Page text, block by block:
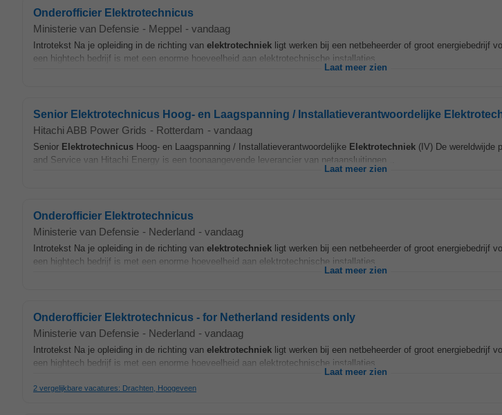
Onderofficier Elektrotechnicus
Ministerie van Defensie - Meppel - vandaag
Introtekst Na je opleiding in de richting van elektrotechniek ligt werken bij een netbeheerder of groot energiebedrijf
een hightech bedrijf is met een enorme hoeveelheid aan elektrotechnische installaties...
Laat meer zien
Senior Elektrotechnicus Hoog- en Laagspanning / Installatieverantwoordelijke
Hitachi ABB Power Grids - Rotterdam - vandaag
Senior Elektrotechnicus Hoog- en Laagspanning / Installatieverantwoordelijke Elektrotechniek (IV) De wereldwijde
and Service van Hitachi Energy is een toonaangevende leverancier van netaansluitingen...
Laat meer zien
Onderofficier Elektrotechnicus
Ministerie van Defensie - Nederland - vandaag
Introtekst Na je opleiding in de richting van elektrotechniek ligt werken bij een netbeheerder of groot energiebedrijf
een hightech bedrijf is met een enorme hoeveelheid aan elektrotechnische installaties...
Laat meer zien
Onderofficier Elektrotechnicus - for Netherland residents only
Ministerie van Defensie - Nederland - vandaag
Introtekst Na je opleiding in de richting van elektrotechniek ligt werken bij een netbeheerder of groot energiebedrijf
een hightech bedrijf is met een enorme hoeveelheid aan elektrotechnische installaties...
Laat meer zien
2 vergelijkbare vacatures: Drachten, Hoogeveen